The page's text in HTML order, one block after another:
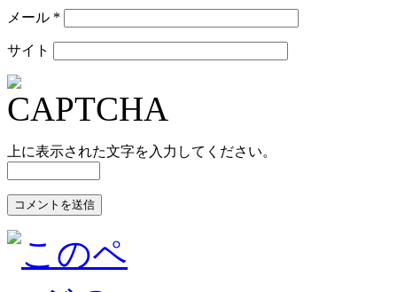
メール *
サイト
上に表示された文字を入力してください。